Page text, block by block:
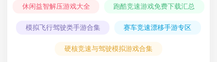
休闲益智解压游戏大全 跑酷竞速游戏免费下载汇总
模拟飞行驾驶类手游合集 赛车竞速漂移手游专区
硬核竞速与驾驶模拟游戏合集